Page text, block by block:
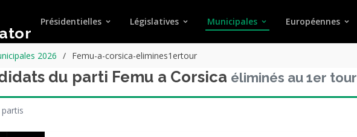
Présidentielles Législatives Municipales Européennes
2026 Femu-a-corsica-elimines1ertour
du parti Femu a Corsica éliminés au 1er tour